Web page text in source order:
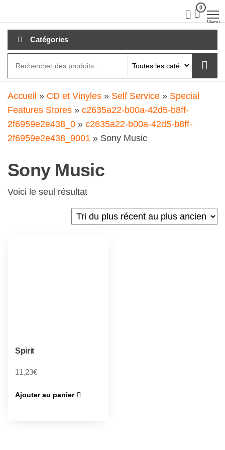
au
contenu
0
Menu
Catégories
Accueil » CD et Vinyles » Self Service » Special
Features Stores » c2635a22-b00a-42d5-b8ff-
2f6959e2e438_0 » c2635a22-b00a-42d5-b8ff-
2f6959e2e438_9001 » Sony Music
Sony Music
Voici le seul résultat
Spirit
11,23€
Ajouter au panier